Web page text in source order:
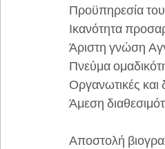
Προϋπηρεσία
Ικανότητα
Άριστη γνώση
Πνεύμα
Οργανωτικές και
Άμεση
Αποστολή